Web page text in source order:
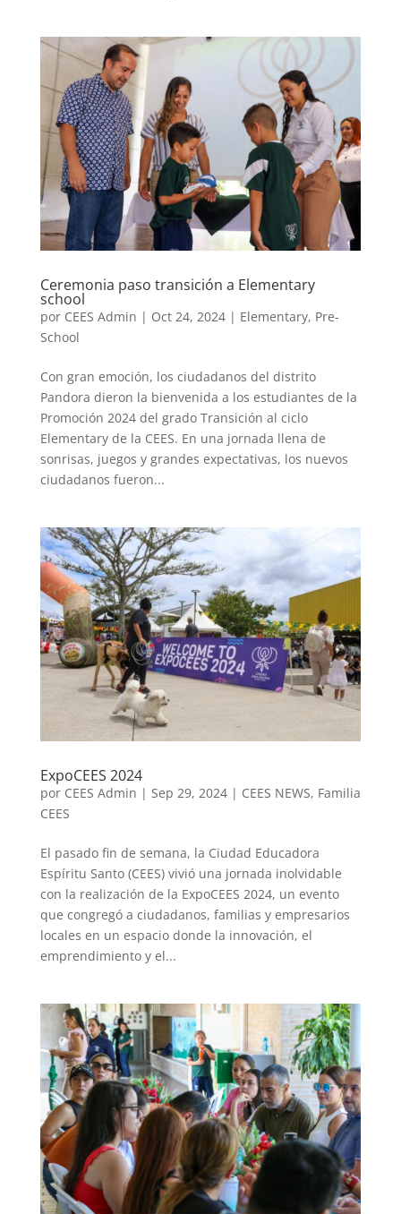
Ceremonia paso transición a Elementary
school
por CEES Admin | Oct 24, 2024| Elementary, Pre-
School
Con gran emoción, los ciudadanos del distrito
Pandora dieron la bienvenida a los estudiantes de la
Promoción 2024 del grado Transición al ciclo
Elementary de la CEES. En una jornada llena de
sonrisas, juegos y grandes expectativas, los nuevos
ciudadanos fueron...
ExpoCEES 2024
por CEES Admin | Sep 29, 2024| CEES NEWS, Familia
CEES
El pasado fin de semana, la Ciudad Educadora
Espíritu Santo (CEES) vivió una jornada inolvidable
con la realización de la ExpoCEES 2024, un evento
que congregó a ciudadanos, familias y empresarios
locales en un espacio donde la innovación, el
emprendimiento y el...